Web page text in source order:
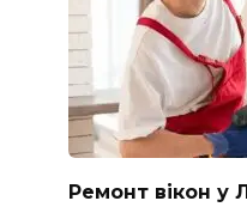
Ремонт вікон у